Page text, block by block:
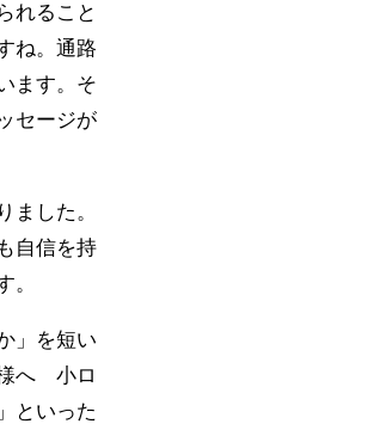
れること
ね。通路
ます。そ
セージが
ました。
自信を持
。
」を短い
へ 小ロ
といった